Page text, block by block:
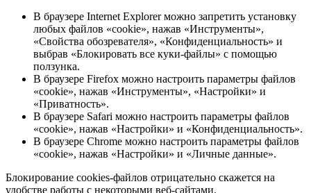
В браузере Internet Explorer можно запретить установку
любых файлов «cookie», нажав «Инструменты»,
«Свойства обозревателя», «Конфиденциальность» и
выбрав «Блокировать все куки-файлы» с помощью
ползунка.
В браузере Firefox можно настроить параметры файлов
«cookie», нажав «Инструменты», «Настройки» и
«Приватность».
В браузере Safari можно настроить параметры файлов
«cookie», нажав «Настройки» и «Конфиденциальность».
В браузере Chrome можно настроить параметры файлов
«cookie», нажав «Настройки» и «Личные данные».
Блокирование cookies-файлов отрицательно скажется на
удобстве работы с некоторыми веб-сайтами.